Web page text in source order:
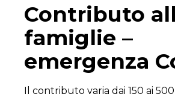
Contributo
famiglie –
emergenza
Il contributo varia dai 150 ai